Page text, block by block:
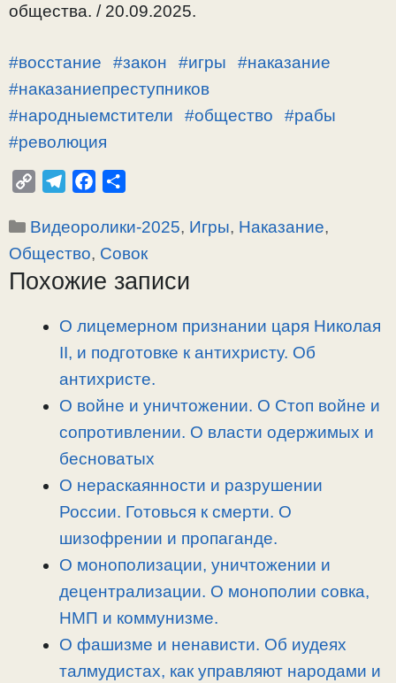
общества. / 20.09.2025.
#восстание #закон #игры
#наказание
#наказаниепреступников
#народныемстители
#общество
#рабы
#революция
p
y
L
l
e
g
a
c
e
b
п
р
а
Рубрики
Видеоролики-2025, Игры, Наказание,
Общество, Совок
Похожие записи
О лицемерном признании царя Николая
II, и подготовке к антихристу. Об
антихристе.
О войне и уничтожении. О Стоп войне и
сопротивлении. О власти одержимых и
бесноватых
О нераскаянности и разрушении
России. Готовься к смерти. О
шизофрении и пропаганде.
О монополизации, уничтожении и
децентрализации. О монополии совка,
НМП и коммунизме.
О фашизме и ненависти. Об иудеях
талмудистах, как управляют народами и